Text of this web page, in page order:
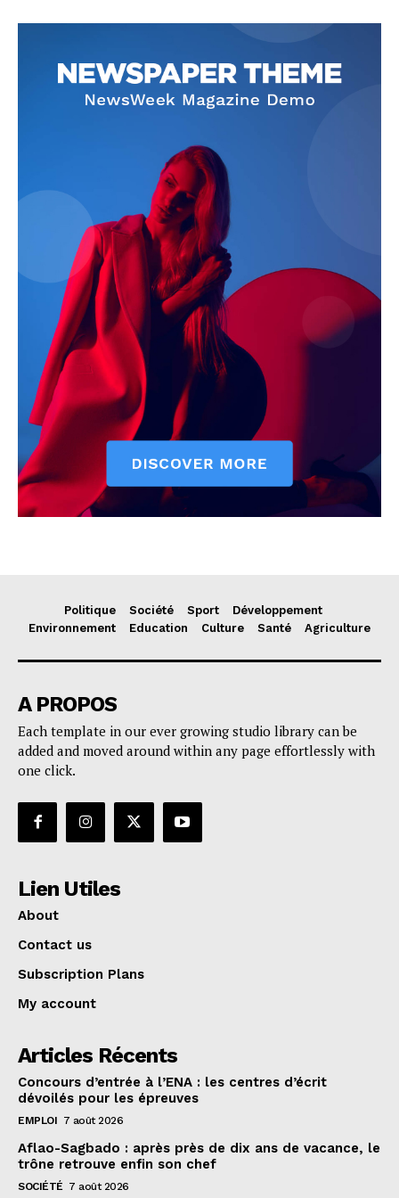
Politique Société Sport
Développement
Environnement
Education Culture Santé Agriculture
A PROPOS
Each template in our ever growing studio library can be
added and moved around within any page effortlessly with
one click.
Lien Utiles
About
Contact us
Subscription Plans
My account
Articles Récents
Concours d’entrée à l’ENA : les centres d’écrit
dévoilés pour les épreuves
EMPLOI 7 août 2026
Aflao-Sagbado : après près de dix ans de vacance, le
trône retrouve enfin son chef
SOCIÉTÉ 7 août 2026